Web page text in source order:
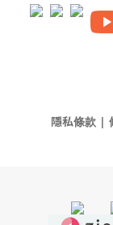
隱私條款 |